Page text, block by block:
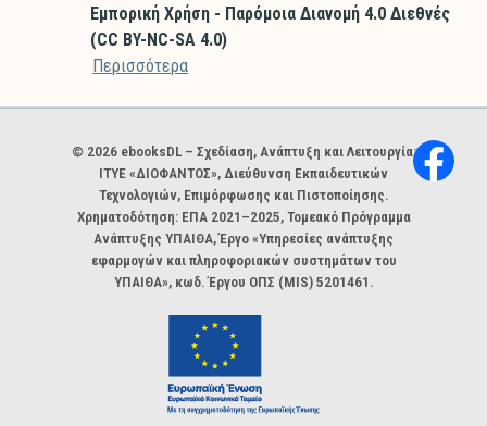
Εμπορική Χρήση - Παρόμοια Διανομή 4.0 Διεθνές
(CC BY-NC-SA 4.0)
Περισσότερα
Χορηγοί και φορείς
© 2026 ebooksDL – Σχεδίαση, Ανάπτυξη και Λειτουργία:
ΙΤΥΕ «ΔΙΟΦΑΝΤΟΣ», Διεύθυνση Εκπαιδευτικών
Τεχνολογιών, Επιμόρφωσης και Πιστοποίησης.
Χρηματοδότηση: ΕΠΑ 2021–2025, Τομεακό Πρόγραμμα
Ανάπτυξης ΥΠΑΙΘΑ, Έργο «Υπηρεσίες ανάπτυξης
εφαρμογών και πληροφοριακών συστημάτων του
ΥΠΑΙΘΑ», κωδ. Έργου ΟΠΣ (MIS) 5201461.